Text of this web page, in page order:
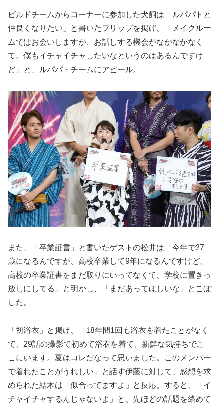
ビルドチームからコーナーに参加した犬飼は「ルパパトと
仲良くなりたい」と書いたフリップを掲げ、「メイクルー
ムではお会いしますが、お話しする機会がなかなかなく
て。僕もイチャイチャしたいなというのはあるんですけ
ど」と、ルパパトチームにアピール。
また、「卒業証書」と書いたゲストの松井は「今年で27
歳になるんですが、高校卒業して9年になるんですけど、
高校の卒業証書をまだ取りにいってなくて、学校に置きっ
放しにしてる」と明かし、「まだあってほしいな」とこぼ
した。
「初浴衣」と掲げ、「18年間1回も浴衣を着たことがなく
て、29話の撮影で初めて浴衣を着て、新鮮な気持ちでこ
こにいます。夏はコレだなって思いました。このメンバー
で着れたことがうれしい」と話す伊藤に対して、感想を求
められた結木は「似合ってますよ」と反応。すると、「イ
チャイチャするんじゃないよ」と、先ほどの話題を絡めて